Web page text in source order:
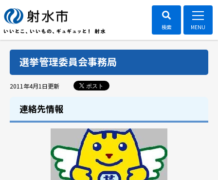
選挙管理委員会事務局
2011年4月1日更新 ポスト
連絡先情報